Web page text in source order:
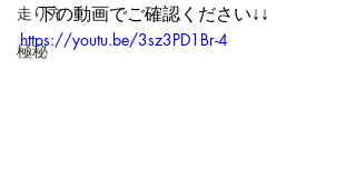
走り方
極秘
下の動画でご確認ください↓↓
https://youtu.be/3sz3PD1Br-4